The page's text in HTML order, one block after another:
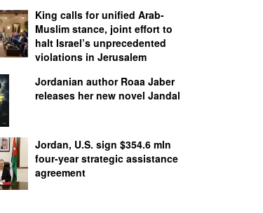
King calls for unified Arab-
Muslim stance, joint effort to
halt Israel’s unprecedented
violations in Jerusalem
Jordanian author Roaa Jaber
releases her new novel Jandal
Jordan, U.S. sign $354.6 mln
four-year strategic assistance
agreement